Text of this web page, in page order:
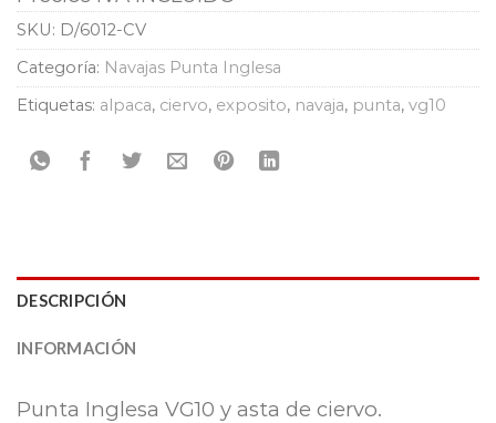
SKU: D/6012-CV
Categoría: Navajas Punta Inglesa
Etiquetas: alpaca, ciervo, exposito, navaja, punta, vg10
DESCRIPCIÓN
INFORMACIÓN
Punta Inglesa VG10 y asta de ciervo.